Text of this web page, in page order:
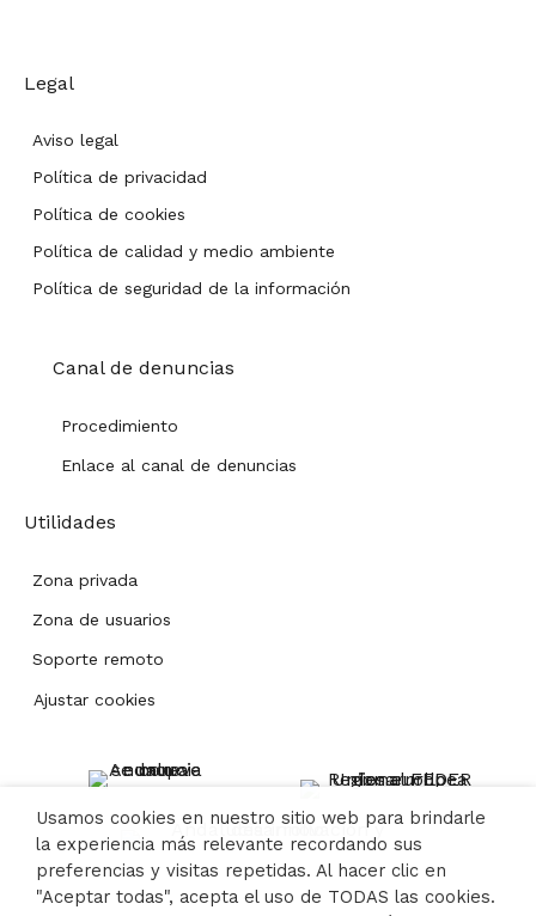
Legal
Aviso legal
Política de privacidad
Política de cookies
Política de calidad y medio ambiente
Política de seguridad de la información
Canal de denuncias
Procedimiento
Enlace al canal de denuncias
Utilidades
Zona privada
Zona de usuarios
Soporte remoto
Ajustar cookies
Usamos cookies en nuestro sitio web para brindarle
la experiencia más relevante recordando sus
preferencias y visitas repetidas. Al hacer clic en
"Aceptar todas", acepta el uso de TODAS las cookies.